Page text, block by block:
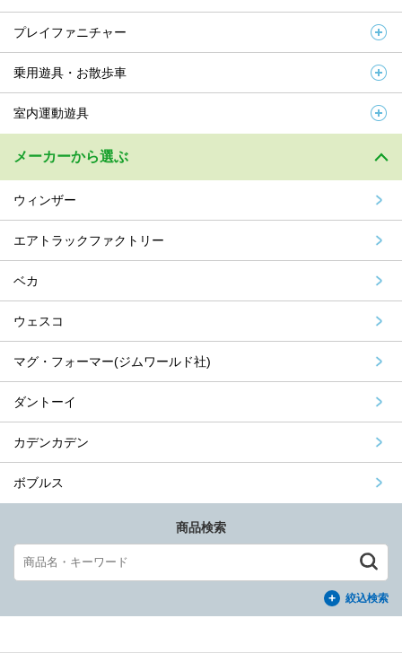
プレイファニチャー
乗用遊具・お散歩車
室内運動遊具
メーカーから選ぶ
ウィンザー
エアトラックファクトリー
ベカ
ウェスコ
マグ・フォーマー(ジムワールド社)
ダントーイ
カデンカデン
ボブルス
商品検索
絞込検索